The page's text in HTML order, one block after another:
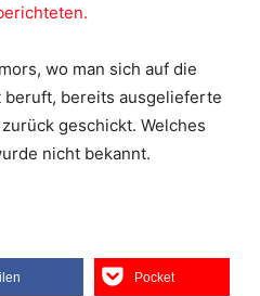
wo man sich auf die
bereits ausgelieferte
geschickt. Welches
nicht bekannt.
Pocket